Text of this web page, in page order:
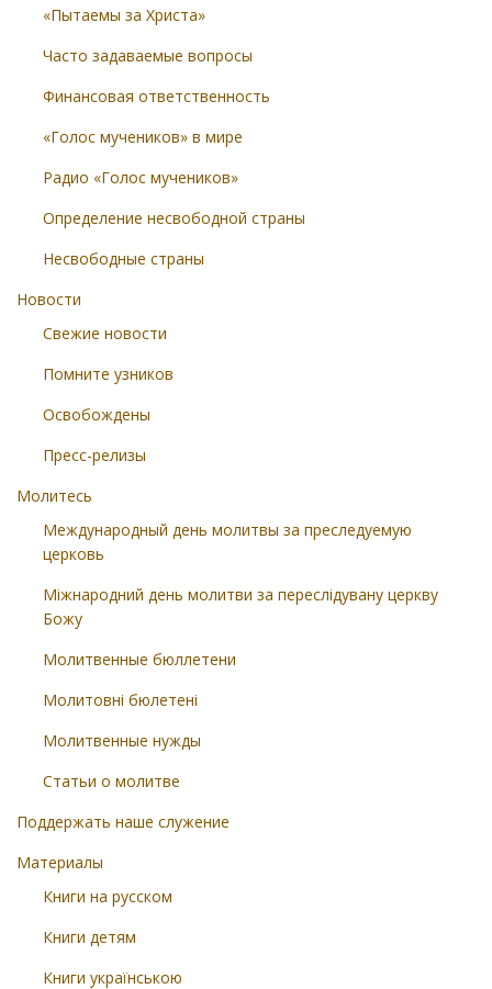
«Пытаемы за Христа»
Часто задаваемые вопросы
Финансовая ответственность
«Голос мучеников» в мире
Радио «Голос мучеников»
Определение несвободной страны
Несвободные страны
Новости
Свежие новости
Помните узников
Освобождены
Пресс-релизы
Молитесь
Международный день молитвы за преследуемую
церковь
Міжнародний день молитви за переслідувану церкву
Божу
Молитвенные бюллетени
Молитовні бюлетені
Молитвенные нужды
Статьи о молитве
Поддержать наше служение
Материалы
Книги на русском
Книги детям
Книги українською